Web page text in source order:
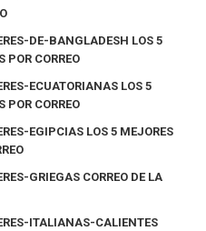
DE-BANGLADESH LOS 5
POR CORREO
ECUATORIANAS LOS 5
POR CORREO
EGIPCIAS LOS 5 MEJORES
GRIEGAS CORREO DE LA
ITALIANAS-CALIENTES